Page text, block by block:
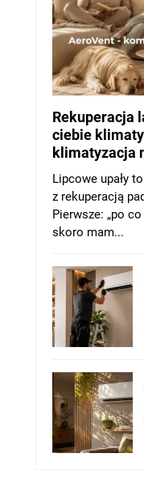
Rekuperacja
ciebie
klimatyzacja
Lipcowe upały
z rekuperacją
Pierwsze: „po
skoro mam...